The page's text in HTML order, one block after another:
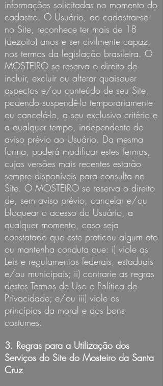
informações solicitadas no momento do
cadastro. O Usuário, ao cadastrar-se
no Site, reconhece ter mais de 18
(dezoito) anos e ser civilmente capaz,
nos termos da legislação brasileira. O
MOSTEIRO se reserva o direito de
incluir, excluir ou alterar quaisquer
aspectos e/ou conteúdo de seu Site,
podendo suspendê-lo temporariamente
ou cancelá-lo, a seu exclusivo critério e
a qualquer tempo, independente de
aviso prévio ao Usuário. Da mesma
forma, poderá modificar estes Termos,
cujas versões mais recentes estarão
sempre disponíveis para consulta no
Site. O MOSTEIRO se reserva o direito
de, sem aviso prévio, cancelar e/ou
bloquear o acesso do Usuário, a
qualquer momento, caso seja
constatado que este praticou algum ato
ou mantenha conduta que: i) viole as
Leis e regulamentos federais, estaduais
e/ou municipais; ii) contrarie as regras
destes Termos de Uso e Política de
Privacidade; e/ou iii) viole os
princípios da moral e dos bons
costumes.
3. Regras para a Utilização dos
Serviços do Site do Mosteiro da Santa
Cruz